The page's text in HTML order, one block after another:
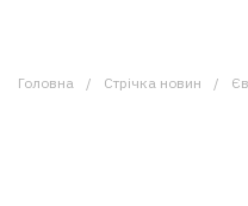
Головна Стрічка новин